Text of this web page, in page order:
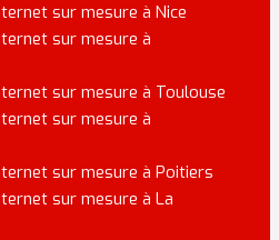
sur mesure à Nice
sur mesure à
sur mesure à Toulouse
sur mesure à
sur mesure à Poitiers
sur mesure à La